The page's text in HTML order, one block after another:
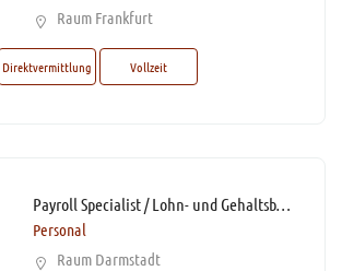
Raum Frankfurt
Direktvermittlung Vollzeit
Payroll Specialist / Lohn- und Gehaltsbuchhalter / Spezialist Entgeltabrechnung (m/w/d)* mit sehr guten DATEV-Kenntnissen
Personal
Raum Darmstadt